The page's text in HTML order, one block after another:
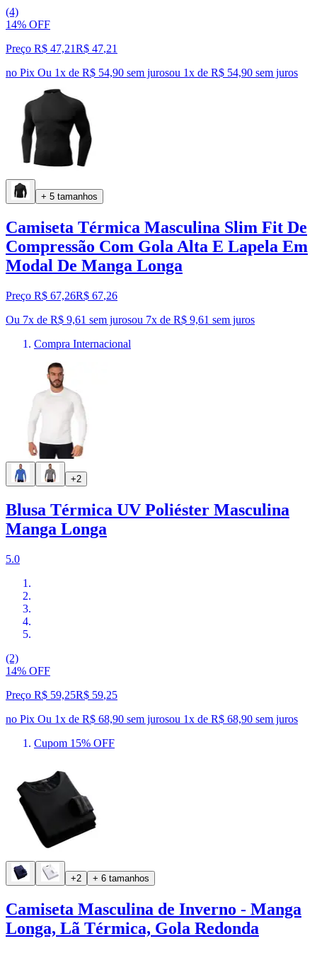
(4)
14% OFF
Preço R$ 47,21R$ 47,21
no Pix Ou 1x de R$ 54,90 sem jurosou 1x de R$ 54,90 sem juros
+ 5 tamanhos
Camiseta Térmica Masculina Slim Fit De
Compressão Com Gola Alta E Lapela Em
Modal De Manga Longa
Preço R$ 67,26R$ 67,26
Ou 7x de R$ 9,61 sem jurosou 7x de R$ 9,61 sem juros
Compra Internacional
+2
Blusa Térmica UV Poliéster Masculina
Manga Longa
5.0
(2)
14% OFF
Preço R$ 59,25R$ 59,25
no Pix Ou 1x de R$ 68,90 sem jurosou 1x de R$ 68,90 sem juros
Cupom 15% OFF
+2 + 6 tamanhos
Camiseta Masculina de Inverno - Manga
Longa, Lã Térmica, Gola Redonda